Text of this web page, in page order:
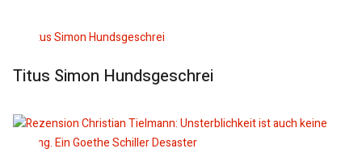
Titus Simon Hundsgeschrei